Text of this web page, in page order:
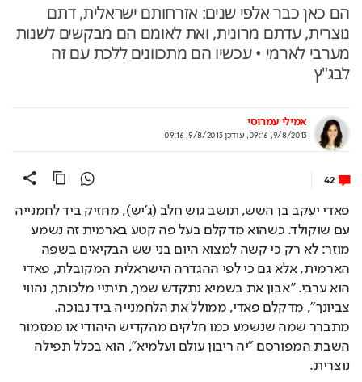
הם כאן כבר אלפי שנים: אזרחותם ישראלית, דתם
נוצרית, עדתם מרונית, ואת לאומם הם מבקשים לשנות
מערבי לארמי • עכשיו הם מתכוונים ללכת עם זה
לבג"ץ
אמילי עמרוסי
9/8/2013, 09:16
,עודכן9/8/2013, 09:16
42
פאדי יעקב בן השש, תושב גוש חלב (ג'יש), מחזיק ביד לחמנייה
עם שוקולד. כשהוא מדקלם בעל פה קטע בארמית זה נשמע
מוזר: לא רק כי קשה למצוא היום בני שש הבקיאים בשפה
הארמית, אלא גם כי לפי ההגדרה הישראלית המקובלת, פאדי
הוא ערבי. "אבון את בשמיא נתקדש שמך, תיתיי מלכותך, נהווי
צביונך", מדקלם פאדי, ממולל את הלחמנייה ביד נבוכה.
מתברר שמה שנשמע כמו חלקים מהקדיש היהודי או ממזמור
השבת המפורסם "יה ריבון עולם ועלמיא", הוא בכלל תפילה
נוצרית.